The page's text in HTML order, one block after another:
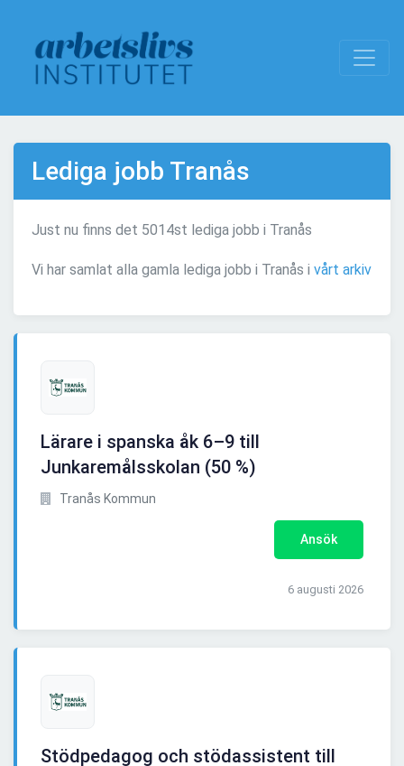
Lediga jobb Tranås
Just nu finns det 5014st lediga jobb i Tranås
Vi har samlat alla gamla lediga jobb i Tranås i vårt arkiv
Lärare i spanska åk 6–9 till
Junkaremålsskolan (50 %)
Tranås Kommun
Ansök
6 augusti 2026
Stödpedagog och stödassistent till